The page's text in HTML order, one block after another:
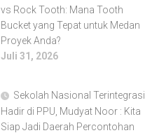
vs Rock Tooth: Mana Tooth
Bucket yang Tepat untuk Medan
Proyek Anda?
Juli 31, 2026
Sekolah Nasional Terintegrasi
Hadir di PPU, Mudyat Noor : Kita
Siap Jadi Daerah Percontohan